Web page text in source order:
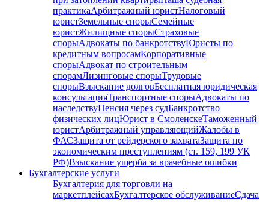
практикаАрбитражный юристНалоговый
юристЗемельные спорыСемейные
юристЖилищные спорыСтраховые
спорыАдвокаты по банкротствуЮристы по
кредитным вопросамКорпоративные
спорыАдвокат по строительным
спорамЛизинговые спорыТрудовые
спорыВзыскание долговБесплатная юридическая
консультацияТранспортные спорыАдвокаты по
наследствуПенсия через судБанкротство
физических лицЮрист в СмоленскеТаможенный
юристАрбитражный управляющийЖалобы в
ФАСЗащита от рейдерского захватаЗащита по
экономическим преступлениям (ст. 159, 199 УК
РФ)Взыскание ущерба за врачебные ошибки
Бухгалтерские услуги
Бухгалтерия для торговли на
маркетплейсахБухгалтерское обслуживаниеСдача